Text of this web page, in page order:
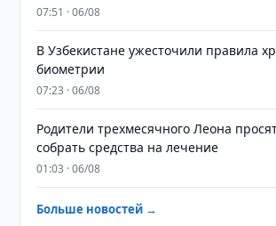
07:51 · 06/08
В Узбекистане ужесточили правила
биометрии
07:23 · 06/08
Родители трехмесячного Леона
собрать средства на лечение
01:03 · 06/08
Больше новостей →